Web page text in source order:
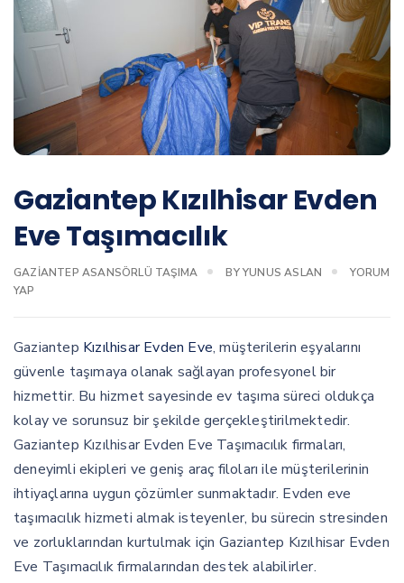
Gaziantep Kızılhisar Evden
Eve Taşımacılık
GAZIANTEP ASANSÖRLÜ TAŞIMA BYYUNUS ASLAN
YORUM
YAP
Gaziantep Kızılhisar Evden Eve, müşterilerin eşyalarını
güvenle taşımaya olanak sağlayan profesyonel bir
hizmettir. Bu hizmet sayesinde ev taşıma süreci oldukça
kolay ve sorunsuz bir şekilde gerçekleştirilmektedir.
Gaziantep Kızılhisar Evden Eve Taşımacılık firmaları,
deneyimli ekipleri ve geniş araç filoları ile müşterilerinin
ihtiyaçlarına uygun çözümler sunmaktadır. Evden eve
taşımacılık hizmeti almak isteyenler, bu sürecin stresinden
ve zorluklarından kurtulmak için Gaziantep Kızılhisar Evden
Eve Taşımacılık firmalarından destek alabilirler.